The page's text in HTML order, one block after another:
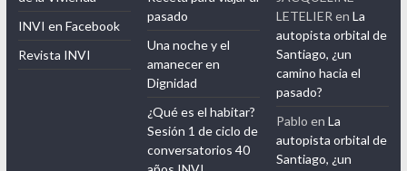
INVI en Facebook
Revista INVI
pasado
Una noche y el
amanecer en
Dignidad
¿Qué es el habitar?
Sesión 1 de ciclo de
conversatorios 40
LETELIER enLa
autopista orbital de
Santiago, ¿un
camino hacia el
pasado?
Pablo enLa
autopista orbital de
Santiago, ¿un